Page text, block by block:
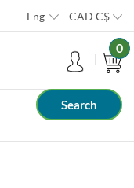
Eng CAD C$
0